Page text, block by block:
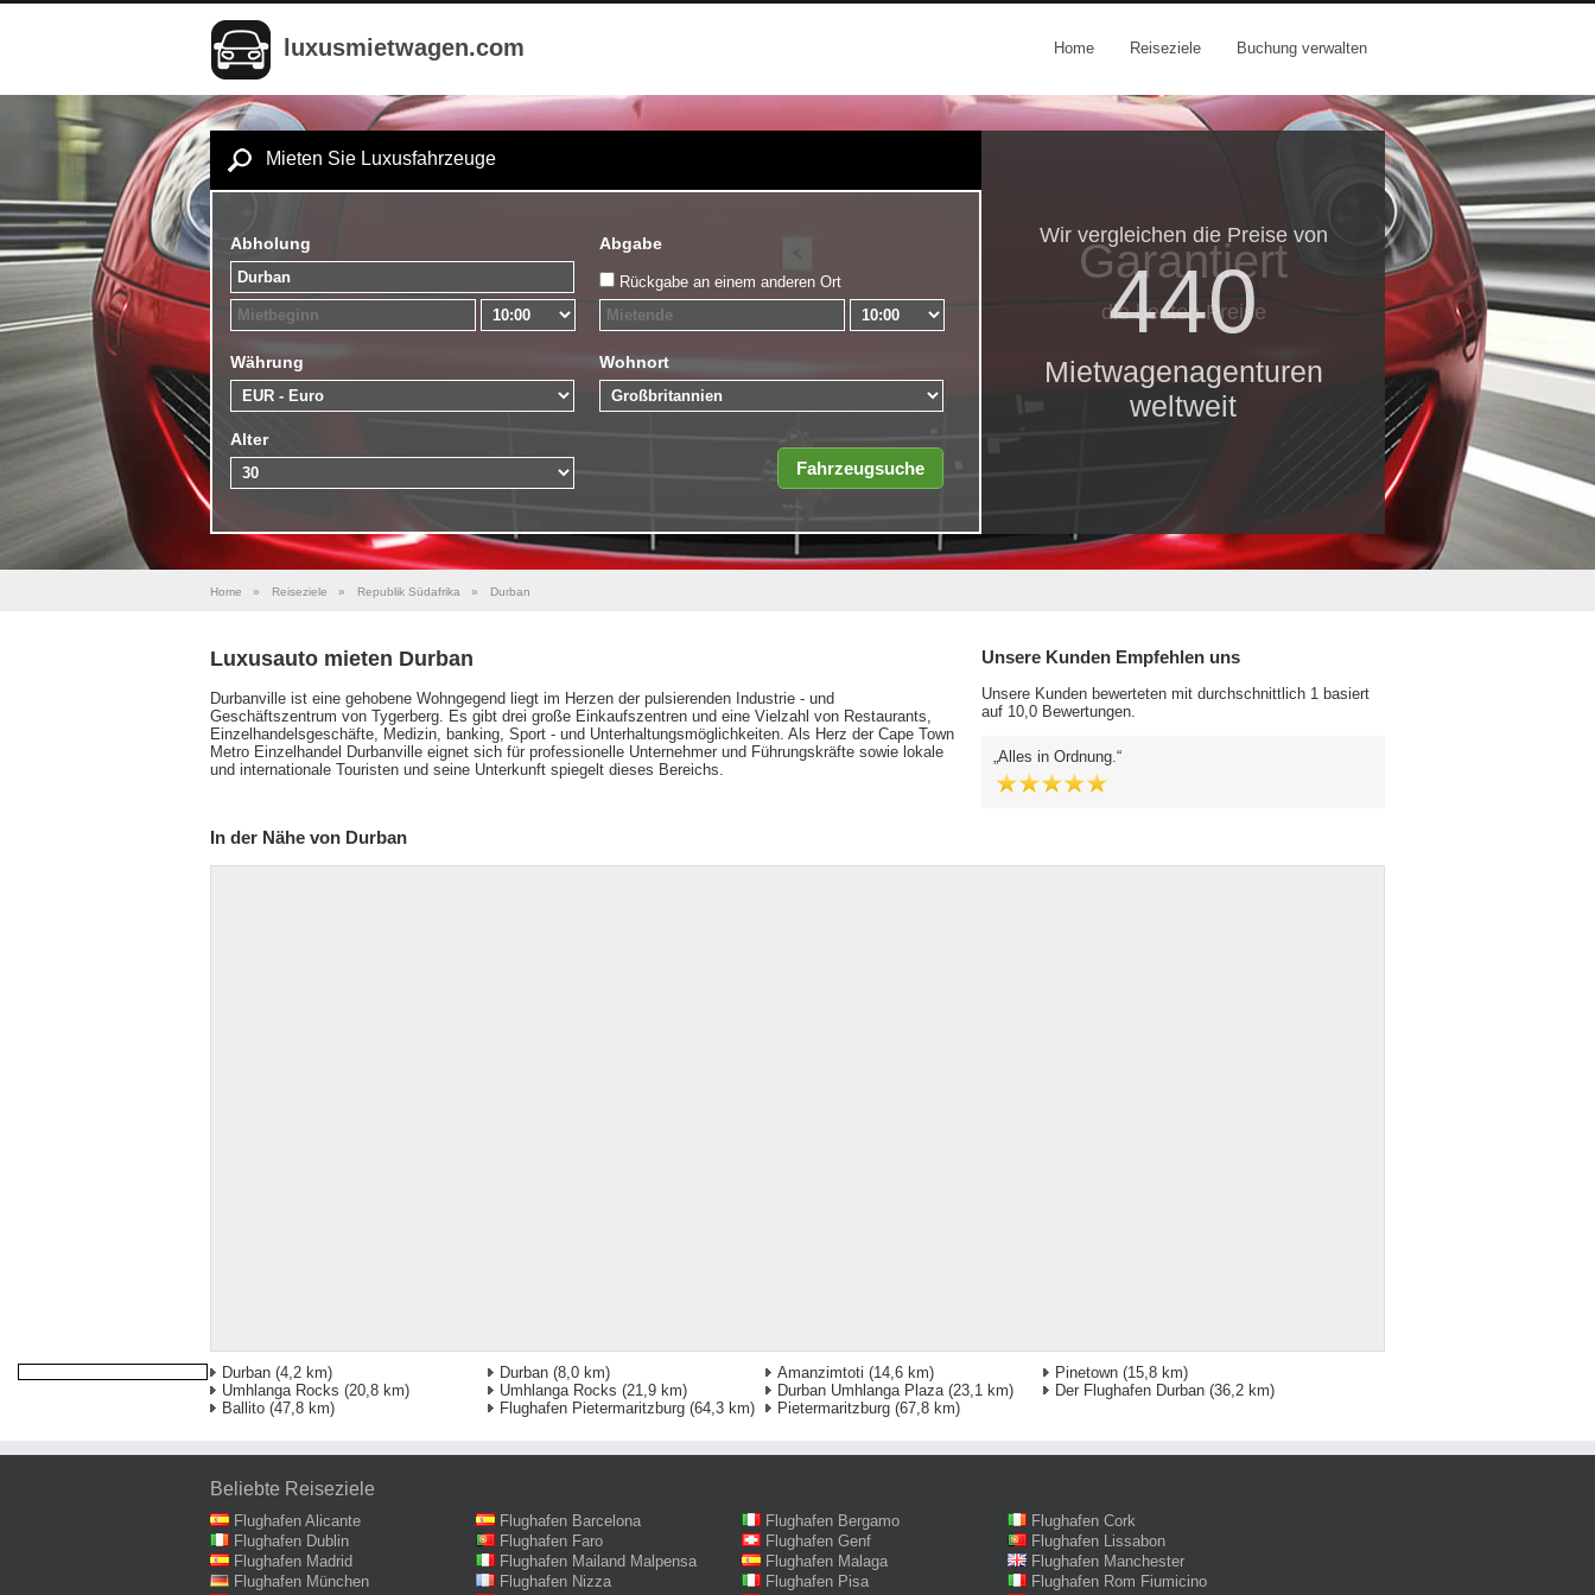
luxusmietwagen.com Home Reiseziele Buchung verwalten
Mieten Sie Luxusfahrzeuge
Abholung Abgabe
Rückgabe an einem anderen Ort
Währung Wohnort
Alter
Wir vergleichen die Preise von
440
Mietwagenagenturen
weltweit
Garantiert
die besten Preise
Home » Reiseziele » Republik Südafrika » Durban
Luxusauto mieten Durban
Durbanville ist eine gehobene Wohngegend liegt im Herzen der pulsierenden Industrie - und
Geschäftszentrum von Tygerberg. Es gibt drei große Einkaufszentren und eine Vielzahl von Restaurants,
Einzelhandelsgeschäfte, Medizin, banking, Sport - und Unterhaltungsmöglichkeiten. Als Herz der Cape Town
Metro Einzelhandel Durbanville eignet sich für professionelle Unternehmer und Führungskräfte sowie lokale
und internationale Touristen und seine Unterkunft spiegelt dieses Bereichs.
Unsere Kunden Empfehlen uns
Unsere Kunden bewerteten mit durchschnittlich 1 basiert
auf 10,0 Bewertungen.
Alles in Ordnung.
In der Nähe von Durban
Durban (4,2 km) Durban (8,0 km) Amanzimtoti (14,6 km) Pinetown (15,8 km)
Umhlanga Rocks (20,8 km) Umhlanga Rocks (21,9 km) Durban Umhlanga Plaza (23,1 km) Der Flughafen Durban (36,2 km)
Ballito (47,8 km) Flughafen Pietermaritzburg (64,3 km) Pietermaritzburg (67,8 km)
Beliebte Reiseziele
Flughafen Alicante Flughafen Barcelona Flughafen Bergamo
Flughafen Cork
Flughafen Dublin
Flughafen Faro Flughafen Genf
Flughafen Lissabon
Flughafen Madrid
Flughafen Mailand Malpensa Flughafen Malaga
Flughafen Manchester
Flughafen München
Flughafen Nizza Flughafen Pisa
Flughafen Rom Fiumicino